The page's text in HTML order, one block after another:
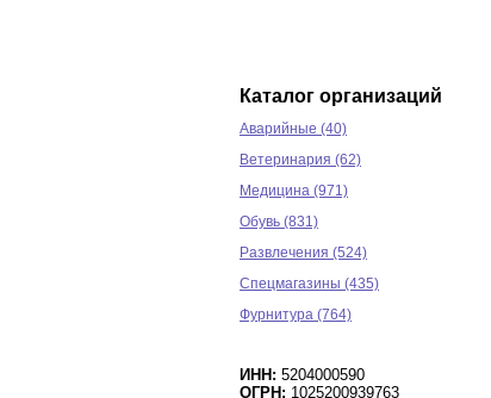
Каталог организаций
Аварийные (40)
Ветеринария (62)
Медицина (971)
Обувь (831)
Развлечения (524)
Спецмагазины (435)
Фурнитура (764)
ИНН: 5204000590
ОГРН: 1025200939763